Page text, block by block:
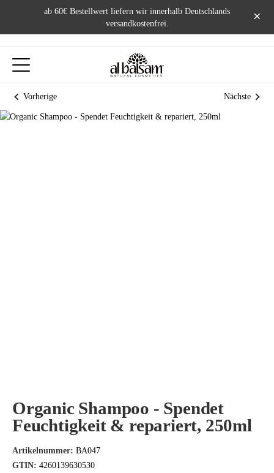
ab 60€ Bestellwert liefern wir innerhalb Deutschlands
versandkostenfrei.
×
Vorherige Nächste
Organic Shampoo - Spendet
Feuchtigkeit & repariert, 250ml
Artikelnummer: BA047
GTIN: 4260139630530